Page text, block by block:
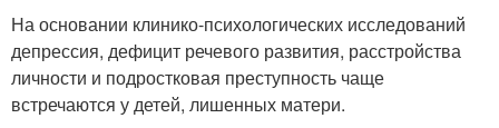
На основании клинико-психологических исследований
депрессия, дефицит речевого развития, расстройства
личности и подростковая преступность чаще
встречаются у детей, лишенных матери.